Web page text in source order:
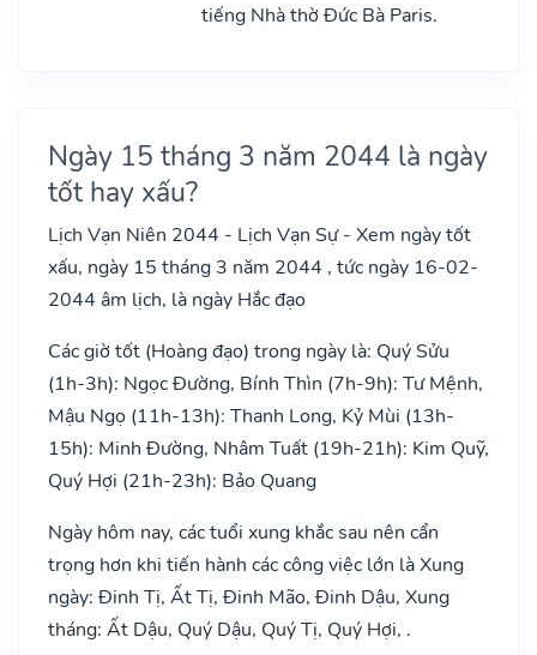
tiếng Nhà thờ Đức Bà Paris.
Ngày 15 tháng 3 năm 2044 là ngày
tốt hay xấu?
Lịch Vạn Niên 2044 - Lịch Vạn Sự - Xem ngày tốt
xấu, ngày 15 tháng 3 năm 2044 , tức ngày 16-02-
2044 âm lịch, là ngày Hắc đạo
Các giờ tốt (Hoàng đạo) trong ngày là: Quý Sửu
(1h-3h): Ngọc Đường, Bính Thìn (7h-9h): Tư Mệnh,
Mậu Ngọ (11h-13h): Thanh Long, Kỷ Mùi (13h-
15h): Minh Đường, Nhâm Tuất (19h-21h): Kim Quỹ,
Quý Hợi (21h-23h): Bảo Quang
Ngày hôm nay, các tuổi xung khắc sau nên cẩn
trọng hơn khi tiến hành các công việc lớn là Xung
ngày: Đinh Tị, Ất Tị, Đinh Mão, Đinh Dậu, Xung
tháng: Ất Dậu, Quý Dậu, Quý Tị, Quý Hợi, .